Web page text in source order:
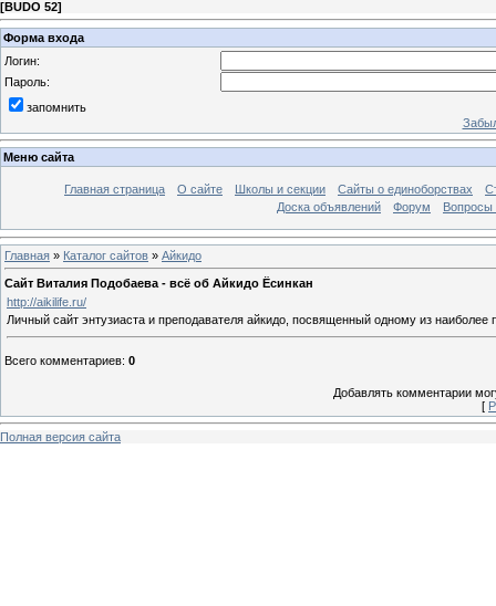
[BUDO 52]
Форма входа
Логин:
Пароль:
запомнить
Меню сайта
Главная страница О сайте Школы и секции Сайты о единоборствах
Доска объявлений
Форум Вопросы
Главная » Каталог сайтов » Айкидо
Сайт Виталия Подобаева - всё об Айкидо Ёсинкан
http://aikilife.ru/
Личный сайт энтузиаста и преподавателя айкидо, посвященный одному из
Всего комментариев: 0
Добавлять комментарии
[
Полная версия сайта